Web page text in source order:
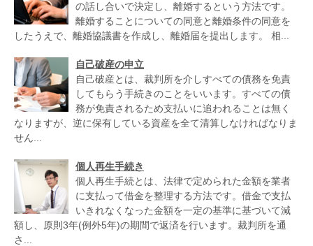
の話し合いで決定し、離婚するという方法です。
離婚することについての同意と離婚条件の同意を
したうえで、離婚協議書を作成し、離婚届を提出します。 相...
自己破産の申立
自己破産とは、裁判所を介しすべての債務を免責
してもらう手続きのことをいいます。すべての債
務が免責されるため支払いに追われることは無く
なりますが、逆に保有している資産を全て清算しなければなりま
せん...
個人再生手続き
個人再生手続とは、法律で定められた金額を業者
に支払って借金を整理する方法です。借金で支払
いきれなくなった金額を一定の基準に基づいて減
額し、原則3年(例外5年)の期間で返済を行います。裁判所を通
さ...